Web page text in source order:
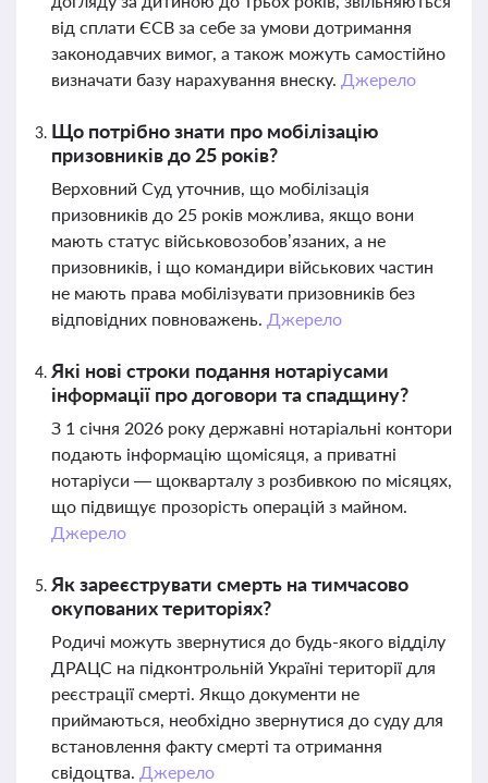
від сплати ЄСВ за себе за умови дотримання
законодавчих вимог, а також можуть самостійно
визначати базу нарахування внеску. Джерело
Що потрібно знати про мобілізацію
призовників до 25 років?
Верховний Суд уточнив, що мобілізація
призовників до 25 років можлива, якщо вони
мають статус військовозобов’язаних, а не
призовників, і що командири військових частин
не мають права мобілізувати призовників без
відповідних повноважень. Джерело
Які нові строки подання нотаріусами
інформації про договори та спадщину?
З 1 січня 2026 року державні нотаріальні контори
подають інформацію щомісяця, а приватні
нотаріуси — щокварталу з розбивкою по місяцях,
що підвищує прозорість операцій з майном.
Джерело
Як зареєструвати смерть на тимчасово
окупованих територіях?
Родичі можуть звернутися до будь-якого відділу
ДРАЦС на підконтрольній Україні території для
реєстрації смерті. Якщо документи не
приймаються, необхідно звернутися до суду для
встановлення факту смерті та отримання
свідоцтва. Джерело